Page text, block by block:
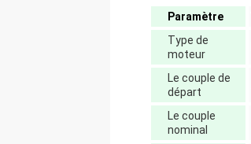
Paramètre
Type de
moteur
Le couple de
départ
Le couple
nominal